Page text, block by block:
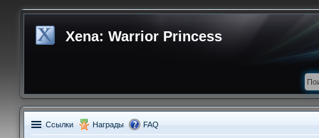
Xena: Warrior Princess
Ссылки Награды FAQ